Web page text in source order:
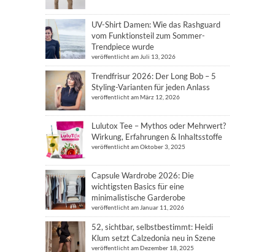
UV-Shirt Damen: Wie das Rashguard
vom Funktionsteil zum Sommer-
Trendpiece wurde
veröffentlicht am Juli 13, 2026
Trendfrisur 2026: Der Long Bob – 5
Styling-Varianten für jeden Anlass
veröffentlicht am März 12, 2026
Lulutox Tee – Mythos oder Mehrwert?
Wirkung, Erfahrungen & Inhaltsstoffe
veröffentlicht am Oktober 3, 2025
Capsule Wardrobe 2026: Die
wichtigsten Basics für eine
minimalistische Garderobe
veröffentlicht am Januar 11, 2026
52, sichtbar, selbstbestimmt: Heidi
Klum setzt Calzedonia neu in Szene
veröffentlicht am Dezember 18, 2025